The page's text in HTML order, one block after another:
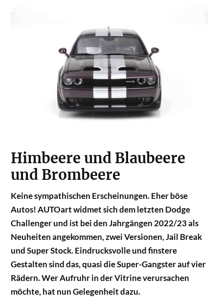
Himbeere und Blaubeere
und Brombeere
Keine sympathischen Erscheinungen. Eher böse
Autos! AUTOart widmet sich dem letzten Dodge
Challenger und ist bei den Jahrgängen 2022/23 als
Neuheiten angekommen, zwei Versionen, Jail Break
und Super Stock. Eindrucksvolle und finstere
Gestalten sind das, quasi die Super-Gangster auf vier
Rädern. Wer Aufruhr in der Vitrine verursachen
möchte, hat nun Gelegenheit dazu.